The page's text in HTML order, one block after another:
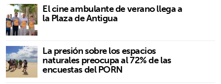
El cine ambulante de verano llega a
la Plaza de Antigua
La presión sobre los espacios
naturales preocupa al 72% de las
encuestas del PORN